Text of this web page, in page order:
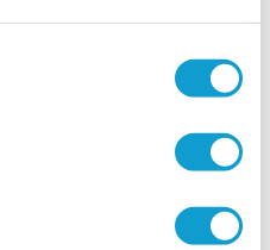
stagione. Dopo i sei acquisti
giorni scorsi, la società ha